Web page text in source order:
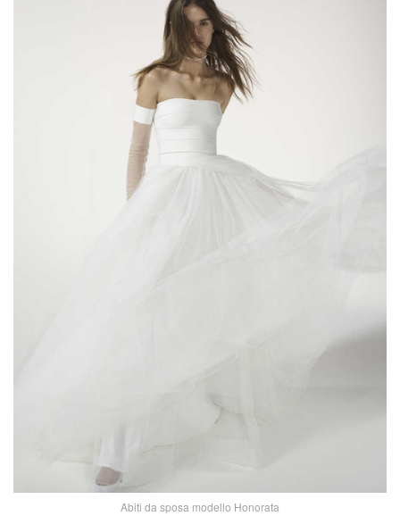
Abiti da sposa modello Honorata